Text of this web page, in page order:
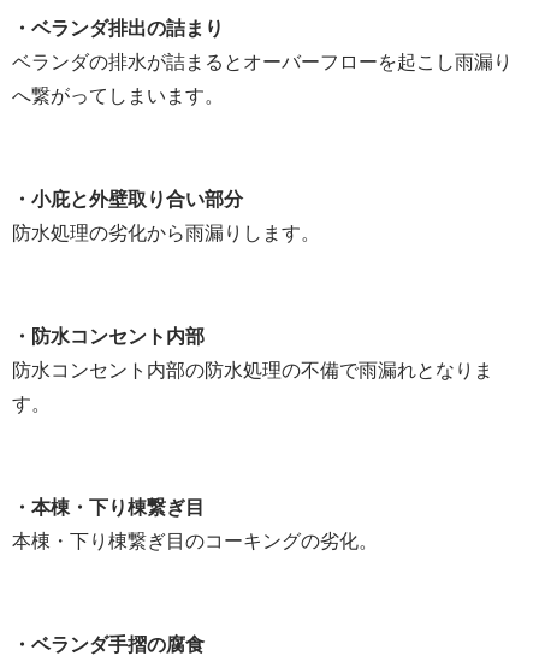
・ベランダ排出の詰まり
ベランダの排水が詰まるとオーバーフローを起こし雨漏り
へ繋がってしまいます。
・小庇と外壁取り合い部分
防水処理の劣化から雨漏りします。
・防水コンセント内部
防水コンセント内部の防水処理の不備で雨漏れとなりま
す。
・本棟・下り棟繋ぎ目
本棟・下り棟繋ぎ目のコーキングの劣化。
・ベランダ手摺の腐食